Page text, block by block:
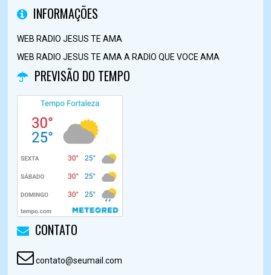
INFORMAÇÕES
WEB RADIO JESUS TE AMA
WEB RADIO JESUS TE AMA A RADIO QUE VOCE AMA
PREVISÃO DO TEMPO
CONTATO
contato@seumail.com